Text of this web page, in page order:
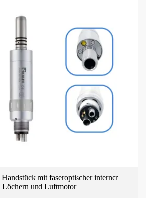
Handstück mit faseroptischer interner
Löchern und Luftmotor